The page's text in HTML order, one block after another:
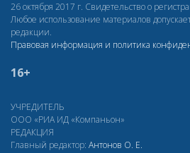
26 октября 2017 г. Свидетельство о
Любое использование материалов
редакции.
Правовая информация и политика
16+
УЧРЕДИТЕЛЬ
ООО «РИА ИД «Компаньон»
РЕДАКЦИЯ
Главный редактор: Антонов О. Е.